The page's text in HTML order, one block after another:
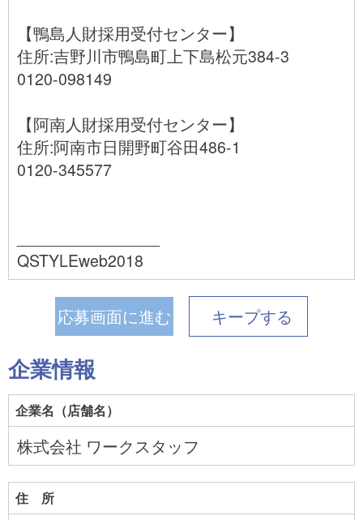
【鴨島人財採用受付センター】
住所:吉野川市鴨島町上下島松元384-3
0120-098149
【阿南人財採用受付センター】
住所:阿南市日開野町谷田486-1
0120-345577
QSTYLEweb2018
応募画面に進む キープする
企業情報
企業名（店舗名）
株式会社 ワークスタッフ
住 所